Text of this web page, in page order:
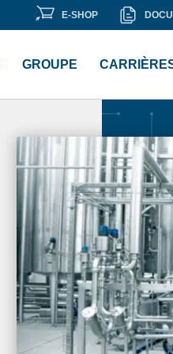
E-SHOP
E-
GROUPE